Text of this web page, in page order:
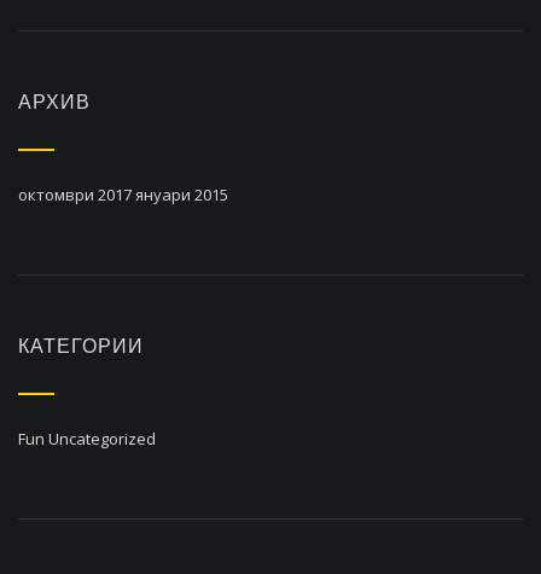
АРХИВ
октомври 2017януари 2015
КАТЕГОРИИ
Fun Uncategorized